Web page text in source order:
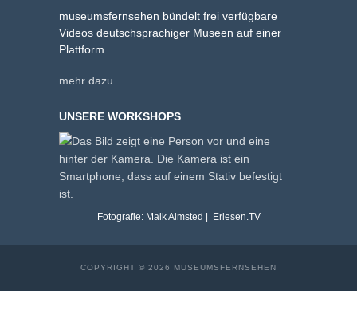
museumsfernsehen bündelt frei verfügbare
Videos deutschsprachiger Museen auf einer
Plattform.
mehr dazu…
UNSERE WORKSHOPS
Fotografie: Maik Almsted | Erlesen.TV
COPYRIGHT © 2026 MUSEUMSFERNSEHEN